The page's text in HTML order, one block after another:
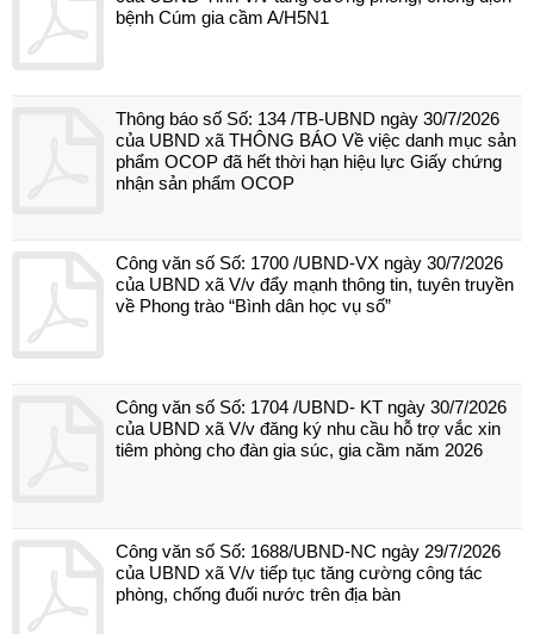
bệnh Cúm gia cầm A/H5N1
Thông báo số Số: 134 /TB-UBND ngày 30/7/2026
của UBND xã THÔNG BÁO Về việc danh mục sản
phẩm OCOP đã hết thời hạn hiệu lực Giấy chứng
nhận sản phẩm OCOP
Công văn số Số: 1700 /UBND-VX ngày 30/7/2026
của UBND xã V/v đẩy mạnh thông tin, tuyên truyền
về Phong trào “Bình dân học vụ số”
Công văn số Số: 1704 /UBND- KT ngày 30/7/2026
của UBND xã V/v đăng ký nhu cầu hỗ trợ vắc xin
tiêm phòng cho đàn gia súc, gia cầm năm 2026
Công văn số Số: 1688/UBND-NC ngày 29/7/2026
của UBND xã V/v tiếp tục tăng cường công tác
phòng, chống đuối nước trên địa bàn